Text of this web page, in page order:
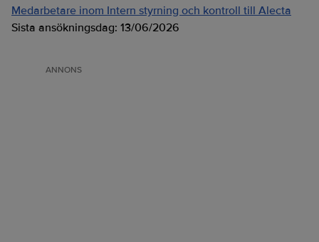
Medarbetare inom Intern styrning och kontroll till Alecta
Sista ansökningsdag: 13/06/2026
ANNONS